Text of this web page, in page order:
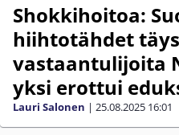
Shokkihoitoa:
hiihtotähdet
vastaantulijoita
yksi erottui
Lauri Salonen | 25.08.2025 16:01